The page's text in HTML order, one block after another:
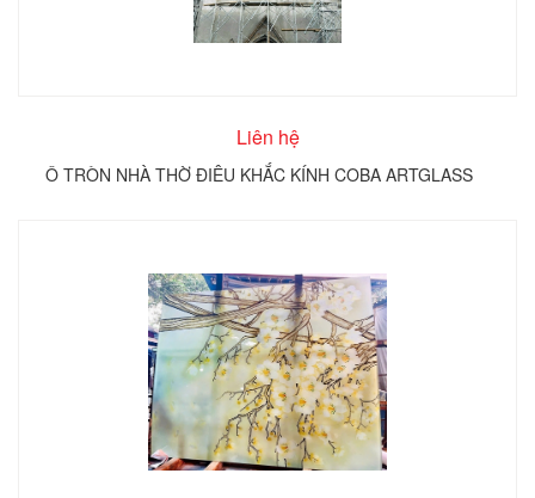
Liên hệ
Ô TRÒN NHÀ THỜ ĐIÊU KHẮC KÍNH COBA ARTGLASS